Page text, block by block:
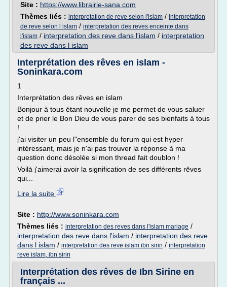
Site : https://www.librairie-sana.com
Thèmes liés : interpretation de reve selon l'islam / interpretation
de reve selon l islam / interpretation des reves enceinte dans
l'islam / interpretation des reve dans l'islam / interpretation
des reve dans l islam
Interprétation des rêves en islam -
Soninkara.com
1
Interprétation des rêves en islam
Bonjour à tous étant nouvelle je me permet de vous saluer
et de prier le Bon Dieu de vous parer de ses bienfaits à tous
!
j'ai visiter un peu l"ensemble du forum qui est hyper
intéressant, mais je n'ai pas trouver la réponse à ma
question donc désolée si mon thread fait doublon !
Voilà j'aimerai avoir la signification de ses différents rêves
qui...
Lire la suite
Site : http://www.soninkara.com
Thèmes liés : interpretation des reves dans l'islam mariage /
interpretation des reve dans l'islam / interpretation des reve
dans l islam / interpretation des reve islam ibn sirin / interpretation
reve islam, ibn sirin
Interprétation des rêves de Ibn Sirine en
français ...